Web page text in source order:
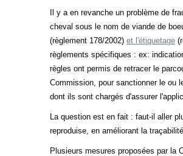
Il y a en revanche un problème de
cheval sous le nom de viande de
(règlement 178/2002) et l'étiquetage
règlements spécifiques : ex:
règles ont permis de retracer le
Commission, pour sanctionner le ou
dont ils sont chargés d'assurer
La question est en fait : faut-il aller
reproduise, en améliorant la
Plusieurs mesures proposées par la